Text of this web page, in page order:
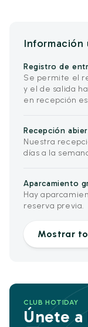
Información
Registro de
Se permite el
y el de salida
en recepción
Recepción
Nuestra
días a la
Aparcamiento
Hay
reserva previa.
Mostrar
CLUB HOTIDAY
Únete a